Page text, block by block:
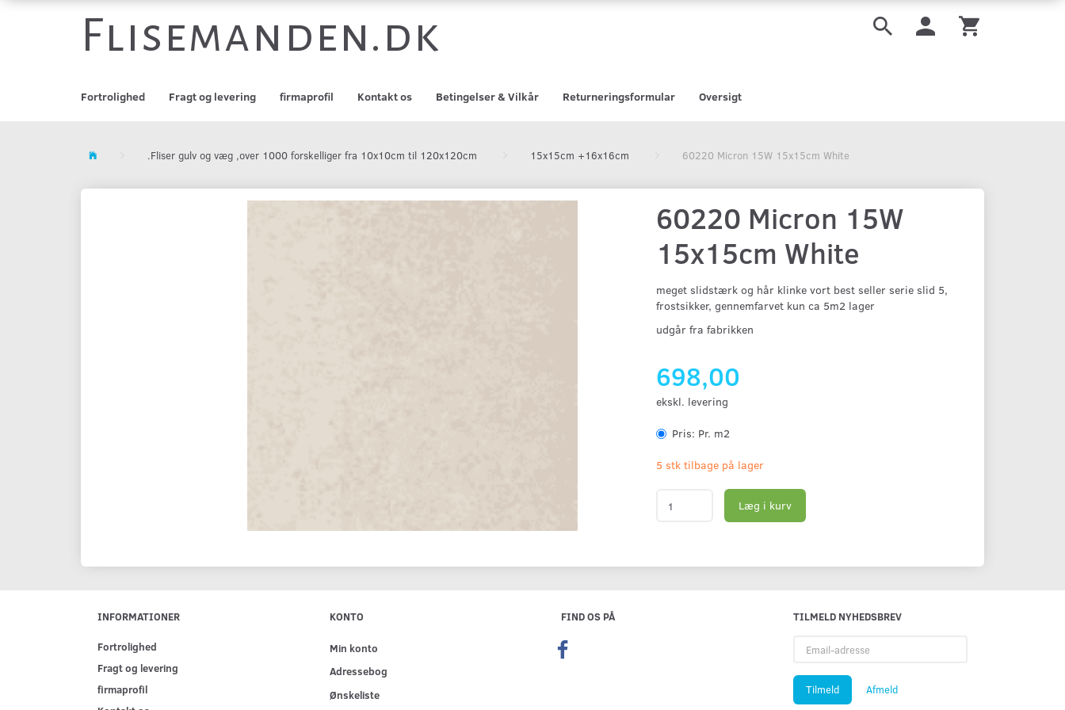
Flisemanden.dk
Fortrolighed Fragt og levering firmaprofil Kontakt os Betingelser & Vilkår Returneringsformular Oversigt
.Fliser gulv og væg ,over 1000 forskelliger fra 10x10cm til 120x120cm 15x15cm +16x16cm 60220 Micron 15W 15x15cm White
60220 Micron 15W
15x15cm White
meget slidstærk og hår klinke vort best seller serie slid 5,
frostsikker, gennemfarvet kun ca 5m2 lager
udgår fra fabrikken
698,00
ekskl. levering
Pris: Pr. m2
5 stk tilbage på lager
Læg i kurv
INFORMATIONER
Fortrolighed
Fragt og levering
firmaprofil
KONTO
Min konto
Adressebog
Ønskeliste
FIND OS PÅ
TILMELD NYHEDSBREV
adresse
Tilmeld Afmeld